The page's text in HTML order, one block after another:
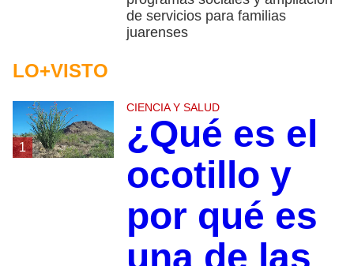
de servicios para familias
juarenses
LO+VISTO
1
CIENCIA Y SALUD
¿Qué es el
ocotillo y
por qué es
una de las